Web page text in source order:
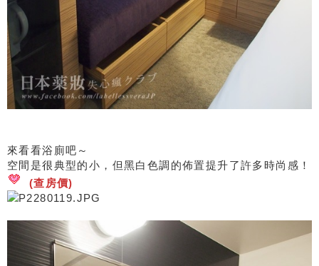
來看看浴廁吧～
空間是很典型的小，但黑白色調的佈置提升了許多時尚感！
(查房價)